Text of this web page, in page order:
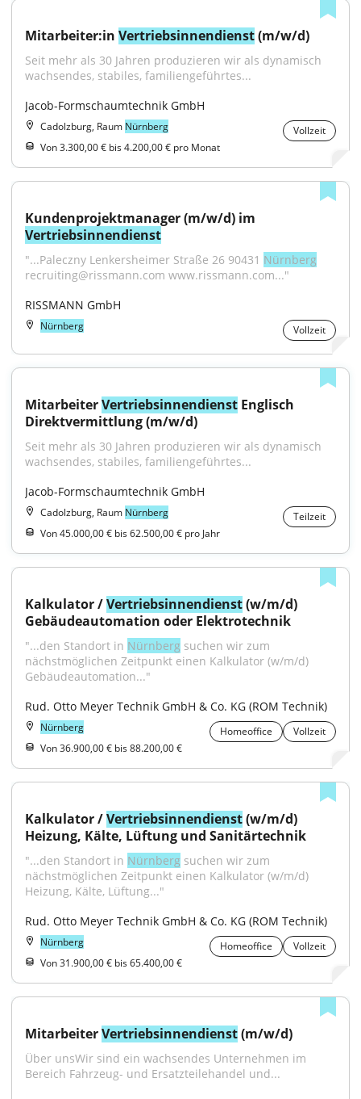
Mitarbeiter:in Vertriebsinnendienst (m/w/d)
Seit mehr als 30 Jahren produzieren wir als dynamisch
wachsendes, stabiles, familiengeführtes...
Jacob-Formschaumtechnik GmbH
Cadolzburg, Raum Nürnberg
Vollzeit
Von 3.300,00 € bis 4.200,00 € pro Monat
Vertriebsinnendienst
"...Paleczny Lenkersheimer Straße 26 90431 Nürnberg
recruiting@rissmann.com www.rissmann.com..."
RISSMANN GmbH
Nürnberg Vollzeit
Mitarbeiter Vertriebsinnendienst Englisch
Direktvermittlung (m/w/d)
Seit mehr als 30 Jahren produzieren wir als dynamisch
wachsendes, stabiles, familiengeführtes...
Jacob-Formschaumtechnik GmbH
Cadolzburg, Raum Nürnberg
Teilzeit
Von 45.000,00 € bis 62.500,00 € pro Jahr
Kalkulator / Vertriebsinnendienst (w/m/d)
Gebäudeautomation oder Elektrotechnik
"...den Standort in Nürnberg suchen wir zum
nächstmöglichen Zeitpunkt einen Kalkulator (w/m/d)
Gebäudeautomation..."
Rud. Otto Meyer Technik GmbH & Co. KG (ROM Technik)
Nürnberg Homeoffice
Vollzeit
Von 36.900,00 € bis 88.200,00 €
Kalkulator / Vertriebsinnendienst (w/m/d)
Heizung, Kälte, Lüftung und Sanitärtechnik
"...den Standort in Nürnberg suchen wir zum
nächstmöglichen Zeitpunkt einen Kalkulator (w/m/d)
Heizung, Kälte, Lüftung..."
Rud. Otto Meyer Technik GmbH & Co. KG (ROM Technik)
Nürnberg Homeoffice
Vollzeit
Von 31.900,00 € bis 65.400,00 €
Mitarbeiter Vertriebsinnendienst (m/w/d)
Über unsWir sind ein wachsendes Unternehmen im
Bereich Fahrzeug- und Ersatzteilehandel und...